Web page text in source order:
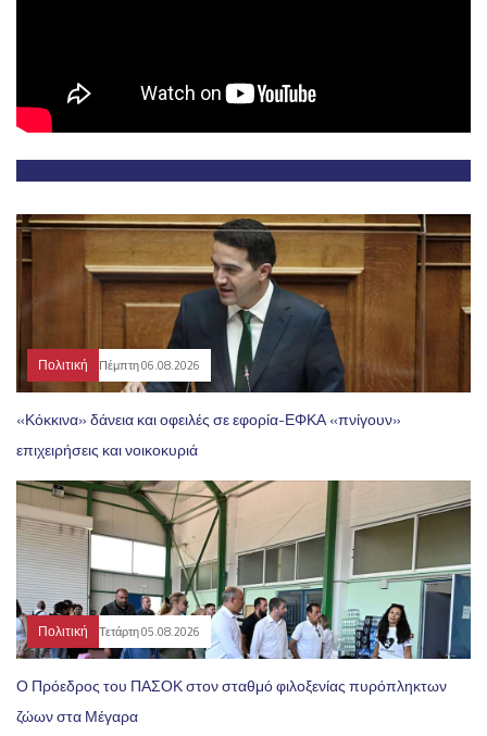
Πολιτική Πέμπτη 06.08.2026
«Κόκκινα» δάνεια και οφειλές σε εφορία-ΕΦΚΑ «πνίγουν»
επιχειρήσεις και νοικοκυριά
Πολιτική Τετάρτη 05.08.2026
Ο Πρόεδρος του ΠΑΣΟΚ στον σταθμό φιλοξενίας πυρόπληκτων
ζώων στα Μέγαρα